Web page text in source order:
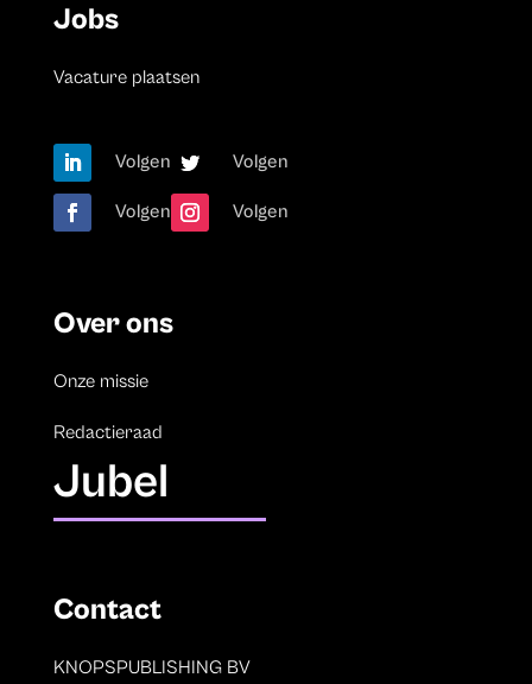
Jobs
Vacature plaatsen
Volgen Volgen
Volgen Volgen
Over ons
Onze missie
Redactieraad
Jubel
Contact
KNOPSPUBLISHING BV